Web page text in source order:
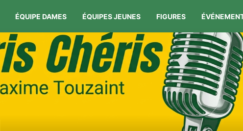
ÉQUIPE DAMES ÉQUIPES JEUNES FIGURES